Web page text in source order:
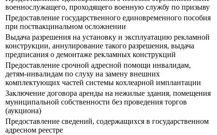
военнослужащего, проходящего военную службу по призыву
Предоставление государственного единовременного пособия
при поствакцинальном осложнении
Выдача разрешения на установку и эксплуатацию рекламной
конструкции, аннулирование такого разрешения, выдача
предписания о демонтаже рекламных конструкций
Предоставление срочной адресной помощи инвалидам,
детям-инвалидам по слуху на замену внешних
комплектующих частей системы кохлеарной имплантации
Заключение договора аренды на нежилые здания, помещения
муниципальной собственности без проведения торгов
(аукциона)
Предоставление сведений, содержащихся в государственном
адресном реестре